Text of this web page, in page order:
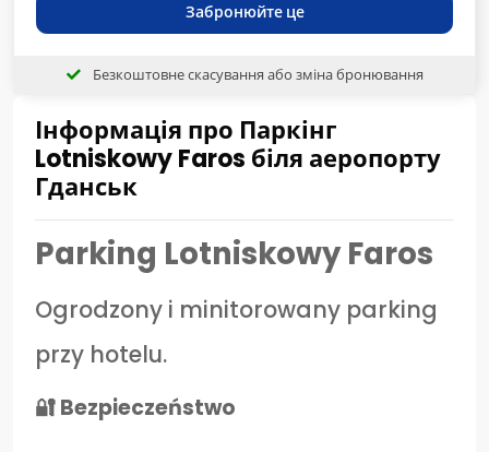
Інформація про Паркінг
Lotniskowy Faros біля аеропорту
Гданськ
Parking Lotniskowy Faros
Ogrodzony i minitorowany parking
przy hotelu.
🔐 Bezpieczeństwo
Забронюйте це
Безкоштовне скасування або зміна бронювання